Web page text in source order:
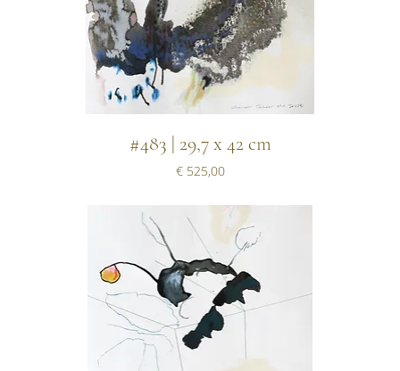
#483 | 29,7 x 42 cm
Prijs
€ 525,00